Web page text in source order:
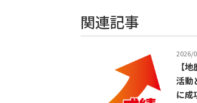
関連記事
2026/
【
活動
に成